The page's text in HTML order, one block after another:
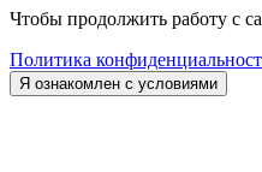
Чтобы продолжить работу с
Политика
Я ознакомлен с условиями